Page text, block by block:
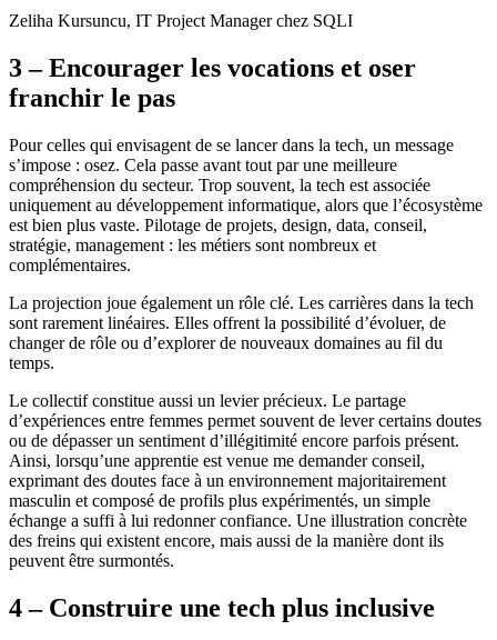
Zeliha Kursuncu, IT Project Manager chez SQLI
3 – Encourager les vocations et oser
franchir le pas
Pour celles qui envisagent de se lancer dans la tech, un message
s’impose : osez. Cela passe avant tout par une meilleure
compréhension du secteur. Trop souvent, la tech est associée
uniquement au développement informatique, alors que l’écosystème
est bien plus vaste. Pilotage de projets, design, data, conseil,
stratégie, management : les métiers sont nombreux et
complémentaires.
La projection joue également un rôle clé. Les carrières dans la tech
sont rarement linéaires. Elles offrent la possibilité d’évoluer, de
changer de rôle ou d’explorer de nouveaux domaines au fil du
temps.
Le collectif constitue aussi un levier précieux. Le partage
d’expériences entre femmes permet souvent de lever certains doutes
ou de dépasser un sentiment d’illégitimité encore parfois présent.
Ainsi, lorsqu’une apprentie est venue me demander conseil,
exprimant des doutes face à un environnement majoritairement
masculin et composé de profils plus expérimentés, un simple
échange a suffi à lui redonner confiance. Une illustration concrète
des freins qui existent encore, mais aussi de la manière dont ils
peuvent être surmontés.
4 – Construire une tech plus inclusive